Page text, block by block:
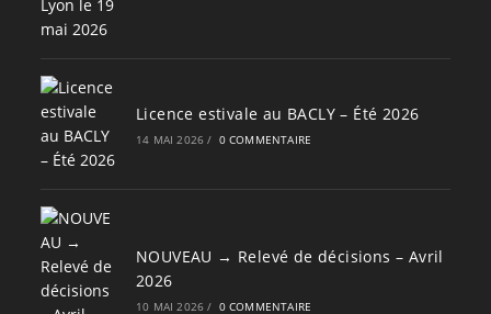
Licence estivale au BACLY – Été 2026
14 MAI 2026 / 0 COMMENTAIRE
NOUVEAU → Relevé de décisions – Avril
2026
10 MAI 2026 / 0 COMMENTAIRE